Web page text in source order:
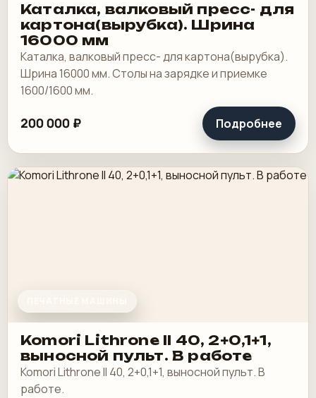
Каталка, валковый пресс- для
картона(вырубка). Шрина
16000 мм
Каталка, валковый пресс- для картона(вырубка).
Шрина 16000 мм. Столы на зарядке и приемке
1600/1600 мм.
200 000 ₽ Подробнее
Komori Lithrone II 40, 2+0,1+1,
выносной пульт. В работе
Komori Lithrone II 40, 2+0,1+1, выносной пульт. В
работе.